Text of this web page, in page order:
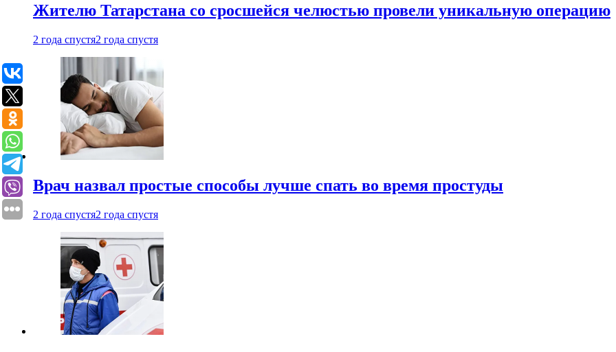
Жителю Татарстана со сросшейся челюстью провели уникальную операцию
2 года спустя2 года спустя
Врач назвал простые способы лучше спать во время простуды
2 года спустя2 года спустя